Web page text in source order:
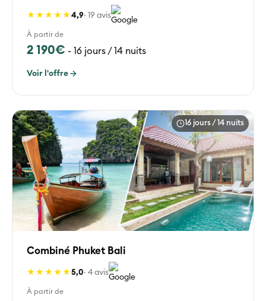
★★★★★4,9· 19 avis
À partir de
2 190€ - 16 jours / 14 nuits
Voir l'offre
16 jours / 14 nuits
Combiné Phuket Bali
★★★★★5,0· 4 avis
À partir de